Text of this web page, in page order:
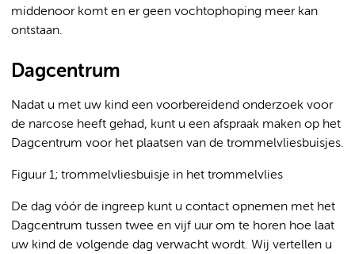
middenoor komt en er geen vochtophoping meer kan
ontstaan.
Dagcentrum
Nadat u met uw kind een voorbereidend onderzoek voor
de narcose heeft gehad, kunt u een afspraak maken op het
Dagcentrum voor het plaatsen van de trommelvliesbuisjes.
Figuur 1; trommelvliesbuisje in het trommelvlies
De dag vóór de ingreep kunt u contact opnemen met het
Dagcentrum tussen twee en vijf uur om te horen hoe laat
uw kind de volgende dag verwacht wordt. Wij vertellen u